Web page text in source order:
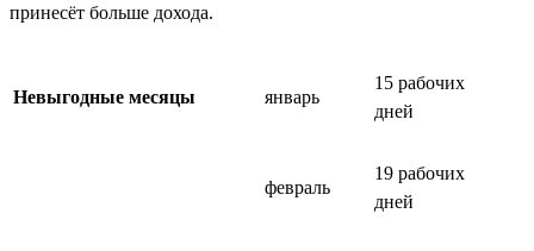
принесёт больше дохода.
Невыгодные месяцы январь
15 рабочих
дней
февраль
19 рабочих
дней